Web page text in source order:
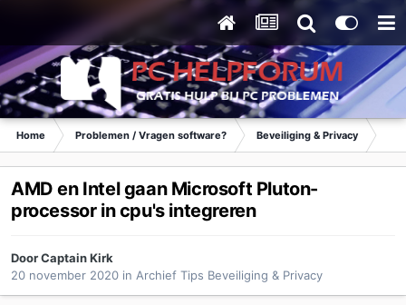
Home Problemen / Vragen software? Beveiliging & Privacy
AMD en Intel gaan Microsoft Pluton-
processor in cpu's integreren
DoorCaptain Kirk
20 november 2020 in Archief Tips Beveiliging & Privacy